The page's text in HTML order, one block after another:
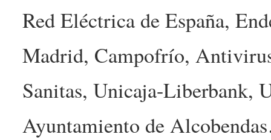
Red Eléctrica de España,
Madrid, Campofrío,
Sanitas, Unicaja-Liberbank,
Ayuntamiento de